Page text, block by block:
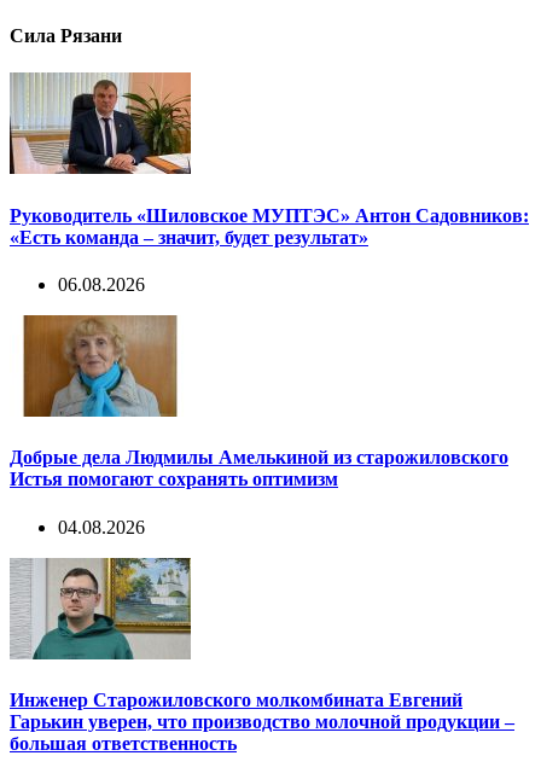
Сила Рязани
Руководитель «Шиловское МУПТЭС» Антон Садовников:
«Есть команда – значит, будет результат»
06.08.2026
Добрые дела Людмилы Амелькиной из старожиловского
Истья помогают сохранять оптимизм
04.08.2026
Инженер Старожиловского молкомбината Евгений
Гарькин уверен, что производство молочной продукции –
большая ответственность